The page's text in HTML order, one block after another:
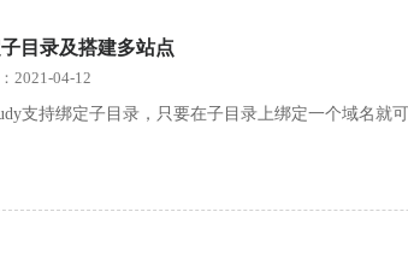
目录及搭建多站点
2021-04-12
支持绑定子目录，只要在子目录上绑定一个域名就